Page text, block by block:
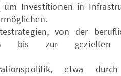
um Investitionen in
von der
bis zur
etwa durch